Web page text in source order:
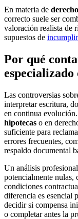
En materia de
correcto suele ser
valoración realista de
supuestos de
Por qué
Las controversias
interpretar escritura,
en continua
hipotecas o en
suficiente para
errores frecuentes,
respaldo documental
Un análisis
potencialmente nulas,
condiciones
diferencia es esencial
decidir si compensa
o completar antes la